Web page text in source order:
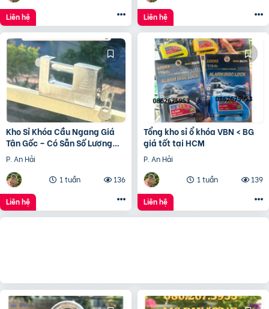
Liên hệ Liên hệ
Kho Sỉ Khóa Cầu Ngang Giá
Tận Gốc – Có Sẵn Số Lượng
Lớn
P. An Hải
1 tuần
136
Liên hệ
Tổng kho sỉ ổ khóa VBN < BG
giá tốt tại HCM
P. An Hải
1 tuần
139
Liên hệ